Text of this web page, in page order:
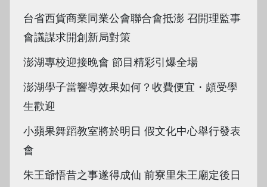
台省西貨商業同業公會聯合會抵澎 召開理監事
會議謀求開創新局對策
澎湖專校迎接晚會 節目精彩引爆全場
澎湖學子當響導效果如何？收費便宜・頗受學
生歡迎
小蘋果舞蹈教室將於明日 假文化中心舉行發表
會
朱王爺悟昔之事遂得成仙 前寮里朱王廟定後日